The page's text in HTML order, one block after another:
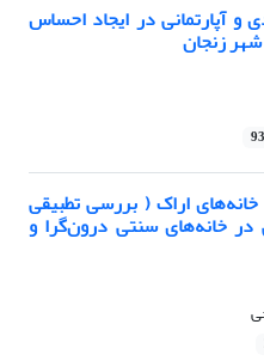
و آپارتمانی در ایجاد احساس
شهر زنجان
اراک ( بررسی تطبیقی
در خانه‌های سنتی درون‌گرا و